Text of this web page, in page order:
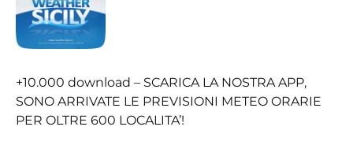
+10.000 download – SCARICA LA NOSTRA APP,
SONO ARRIVATE LE PREVISIONI METEO ORARIE
PER OLTRE 600 LOCALITA’!